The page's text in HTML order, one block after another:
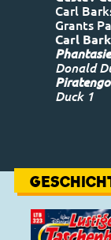
Carl
Grants
Carl
Phantasie
Donald
Duck 1